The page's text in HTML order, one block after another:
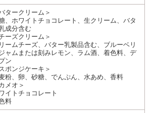
タークリーム＞
、ホワイトチョコレート、生クリーム、バタ
成分含む
ーズクリーム＞
ームチーズ、バター乳製品含む、ブルーベリ
ャムまたは刻みレモン、ラム酒、着色料、デ
ン
ポンジケーキ＞
粉、卵、砂糖、でんぷん、水あめ、香料
メオ＞
イトチョコレート
料